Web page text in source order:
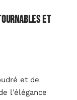
et
et de
l’élégance